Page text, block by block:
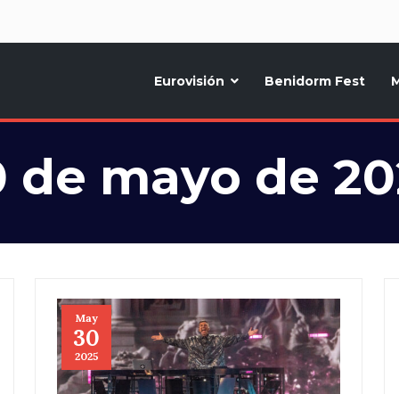
Eurovisión Benidorm Fest
de mayo de
May
30
2025